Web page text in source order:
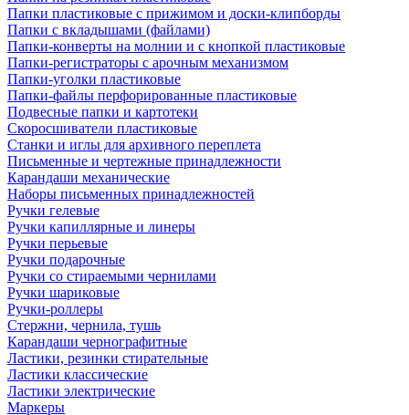
Папки пластиковые с прижимом и доски-клипборды
Папки с вкладышами (файлами)
Папки-конверты на молнии и с кнопкой пластиковые
Папки-регистраторы с арочным механизмом
Папки-уголки пластиковые
Папки-файлы перфорированные пластиковые
Подвесные папки и картотеки
Скоросшиватели пластиковые
Станки и иглы для архивного переплета
Письменные и чертежные принадлежности
Карандаши механические
Наборы письменных принадлежностей
Ручки гелевые
Ручки капиллярные и линеры
Ручки перьевые
Ручки подарочные
Ручки со стираемыми чернилами
Ручки шариковые
Ручки-роллеры
Стержни, чернила, тушь
Карандаши чернографитные
Ластики, резинки стирательные
Ластики классические
Ластики электрические
Маркеры